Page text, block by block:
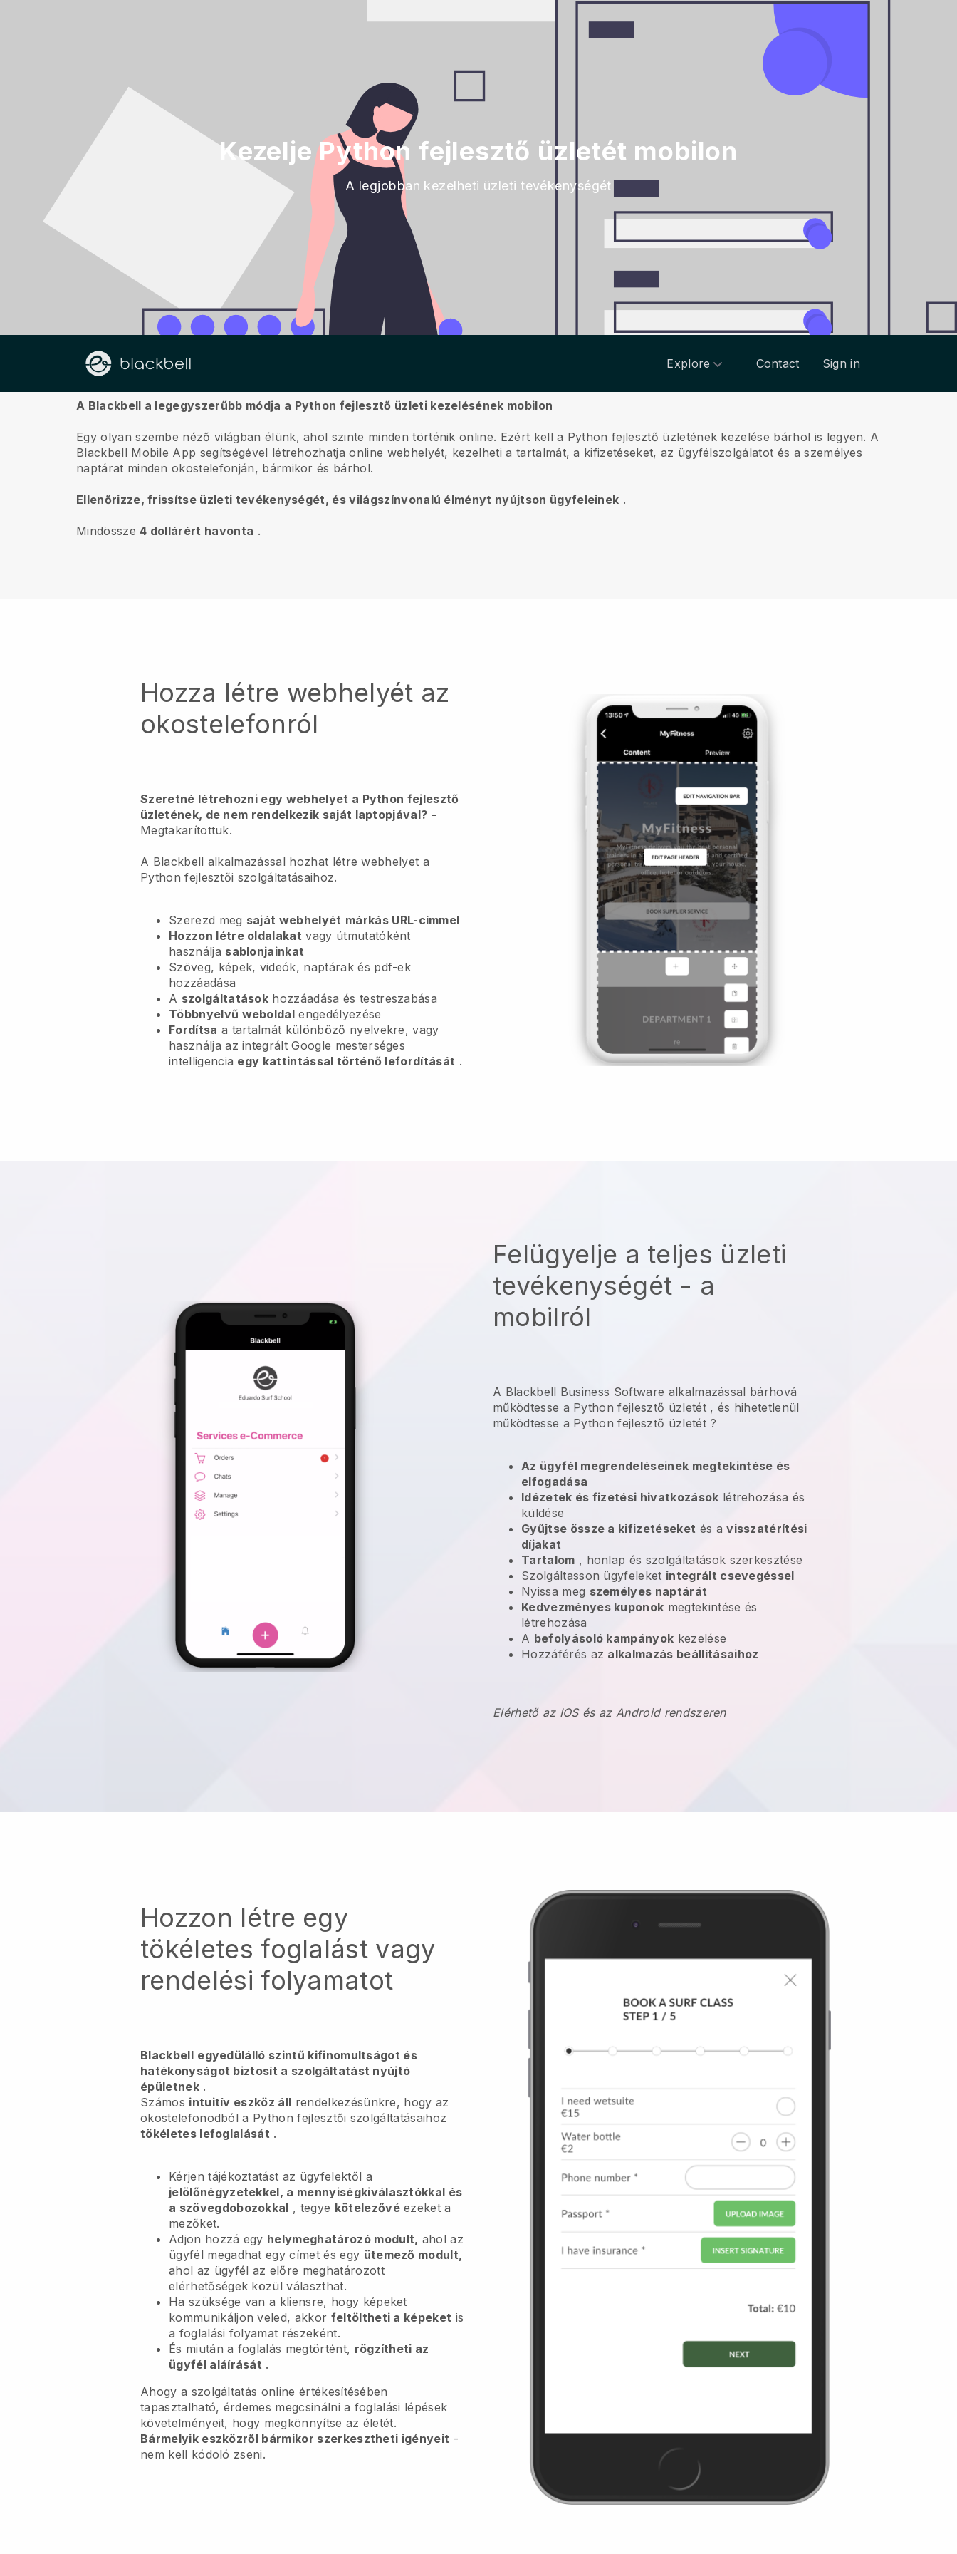
Kezelje Python fejlesztő üzletét mobilon
A legjobban kezelheti üzleti tevékenységét
Explore Contact Sign in
Rólunk
A Blackbell a legegyszerűbb módja a Python fejlesztő üzleti kezelésének mobilon
Egy olyan szembe néző világban élünk, ahol szinte minden történik online. Ezért kell a Python fejlesztő üzletének kezelése bárhol is legyen. A
Blackbell Mobile App segítségével létrehozhatja online webhelyét, kezelheti a tartalmát, a kifizetéseket, az ügyfélszolgálatot és a személyes
naptárat minden okostelefonján, bármikor és bárhol.
Ellenőrizze, frissítse üzleti tevékenységét, és világszínvonalú élményt nyújtson ügyfeleinek .
Mindössze4 dollárért havonta .
Hozza létre webhelyét az
okostelefonról
Szeretné létrehozni egy webhelyet a Python fejlesztő
üzletének, de nem rendelkezik saját laptopjával? -
Megtakarítottuk.
A Blackbell alkalmazással hozhat létre webhelyet a
Python fejlesztői szolgáltatásaihoz.
Szerezd meg saját webhelyét márkás URL-címmel
Hozzon létre oldalakat vagy útmutatóként
használja sablonjainkat
Szöveg, képek, videók, naptárak és pdf-ek
hozzáadása
A szolgáltatások hozzáadása és testreszabása
Többnyelvű weboldal engedélyezése
Fordítsa a tartalmát különböző nyelvekre, vagy
használja az integrált Google mesterséges
intelligencia egy kattintással történő lefordítását .
Felügyelje a teljes üzleti
tevékenységét - a
mobilról
A Blackbell Business Software alkalmazással bárhová
működtesse a Python fejlesztő üzletét, és hihetetlenül
működtesse a Python fejlesztő üzletét?
Az ügyfél megrendeléseinek megtekintése és
elfogadása
Idézetek és fizetési hivatkozások létrehozása és
küldése
Gyűjtse össze a kifizetéseket és avisszatérítési
díjakat
Tartalom , honlap és szolgáltatások szerkesztése
Szolgáltasson ügyfeleket integrált csevegéssel
Nyissa meg személyes naptárát
Kedvezményes kuponok megtekintése és
létrehozása
A befolyásoló kampányok kezelése
Hozzáférés az alkalmazás beállításaihoz
Elérhető az IOS és az Android rendszeren
Hozzon létre egy
tökéletes foglalást vagy
rendelési folyamatot
Blackbell egyedülálló szintű kifinomultságot és
hatékonyságot biztosít a szolgáltatást nyújtó
épületnek.
Számos intuitív eszköz áll rendelkezésünkre, hogy az
okostelefonodbóla Python fejlesztői szolgáltatásaihoz
tökéletes lefoglalását .
Kérjen tájékoztatást az ügyfelektől a
jelölőnégyzetekkel, a mennyiségkiválasztókkal és
a szövegdobozokkal , tegye kötelezővéezeket a
mezőket.
Adjon hozzá egy helymeghatározó modult, ahol az
ügyfél megadhat egy címet és egy ütemező modult,
ahol az ügyfél az előre meghatározott
elérhetőségek közül választhat.
Ha szüksége van a kliensre, hogy képeket
kommunikáljon veled, akkor feltöltheti a képeket is
a foglalási folyamat részeként.
És miután a foglalás megtörtént, rögzítheti az
ügyfél aláírását .
Ahogy a szolgáltatás online értékesítésében
tapasztalható, érdemes megcsinálni a foglalási lépések
követelményeit, hogy megkönnyítse az életét.
Bármelyik eszközről bármikor szerkesztheti igényeit -
nem kell kódoló zseni.